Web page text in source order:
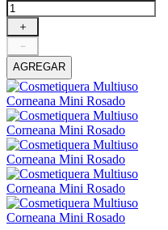
＋
－
AGREGAR